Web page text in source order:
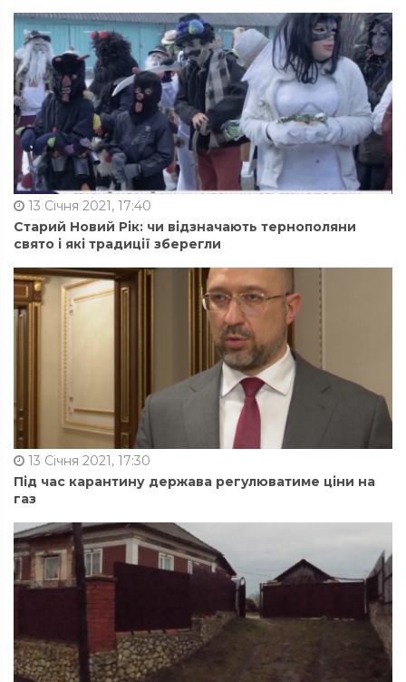
13 Січня 2021, 17:40
Старий Новий Рік: чи відзначають тернополяни
свято і які традиції зберегли
13 Січня 2021, 17:30
Під час карантину держава регулюватиме ціни на
газ